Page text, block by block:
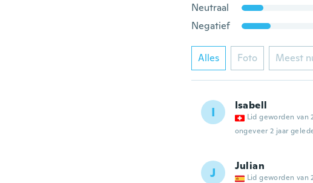
Neutraal
Negatief
Alles Foto Meest
I Isabell
Lid geworden van
ongeveer 2 jaar
J Julian
Lid geworden van